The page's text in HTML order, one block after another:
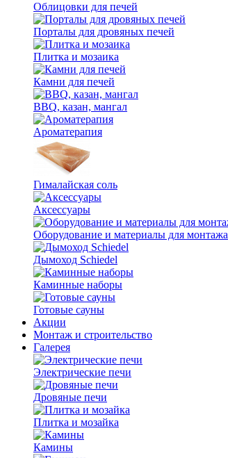
Облицовки для печей
Порталы для дровяных печей
Плитка и мозаика
Камни для печей
BBQ, казан, мангал
Ароматерапия
Гималайская соль
Аксессуары
Оборудование и материалы для монтажа
Дымоход Schiedel
Каминные наборы
Готовые сауны
Акции
Монтаж и строительство
Галерея
Электрические печи
Дровяные печи
Плитка и мозайка
Камины